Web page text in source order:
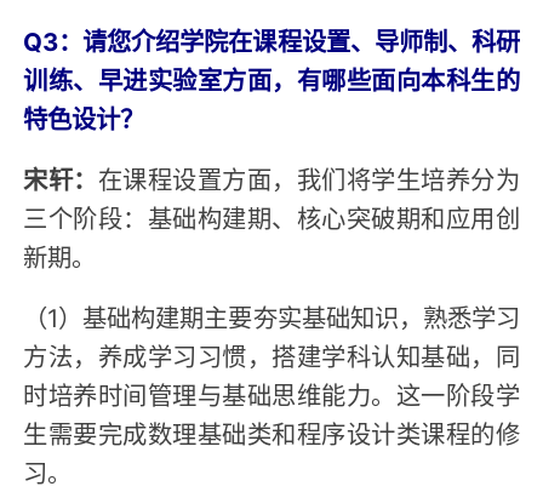
Q3：请您介绍学院在课程设置、导师制、科研
训练、早进实验室方面，有哪些面向本科生的
特色设计？
宋轩： 在课程设置方面，我们将学生培养分为
三个阶段：基础构建期、核心突破期和应用创
新期。
（1）基础构建期主要夯实基础知识，熟悉学习
方法，养成学习习惯，搭建学科认知基础，同
时培养时间管理与基础思维能力。这一阶段学
生需要完成数理基础类和程序设计类课程的修
习。